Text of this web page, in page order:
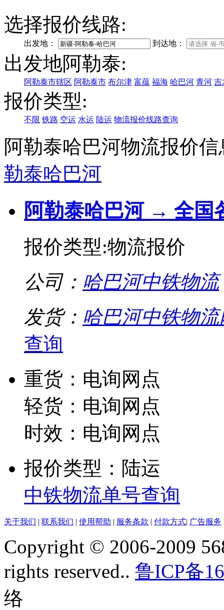
选择报价线路:
出发地： 到达地：
出发地阿勒泰:
阿勒泰市辖区 阿勒泰市 布尔津 富蕴 福海 哈巴河 青河 吉
报价类型:
不限 铁路 空运 水运 陆运 物流报价线路查询
阿勒泰哈巴河物流报价
勒泰哈巴河
阿勒泰哈巴河 → 全国
报价类型:物流报价
公司： 哈巴河中铁物流
发货： 哈巴河中铁物
查询
重货：电询网点
轻货：电询网点
时效：电询网点
报价类型：陆运
中铁物流单号查询
关于我们 | 联系我们 | 使用帮助 | 服务条款 | 付款方式| 广告服务
Copyright © 2006-2009
rights reserved.. 鲁ICP备
络